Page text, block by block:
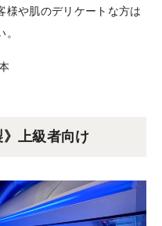
様や肌のデリケートな方は
上級者向け